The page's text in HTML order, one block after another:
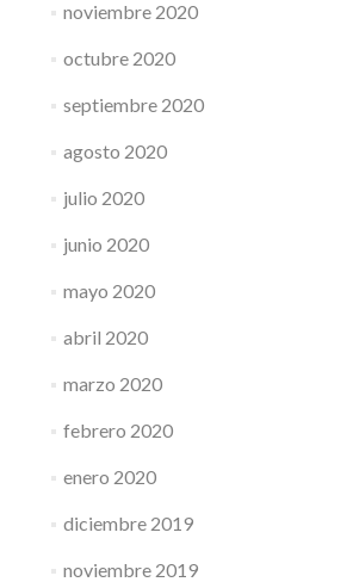
noviembre 2020
octubre 2020
septiembre 2020
agosto 2020
julio 2020
junio 2020
mayo 2020
abril 2020
marzo 2020
febrero 2020
enero 2020
diciembre 2019
noviembre 2019